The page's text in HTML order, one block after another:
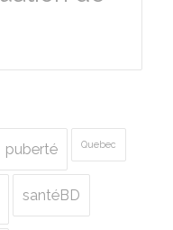
puberté Quebec
santéBD